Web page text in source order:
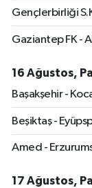
Gençlerbirliği
Gaziantep FK -
16 Ağustos,
Başakşehir -
Beşiktaş -
Amed -
17 Ağustos,